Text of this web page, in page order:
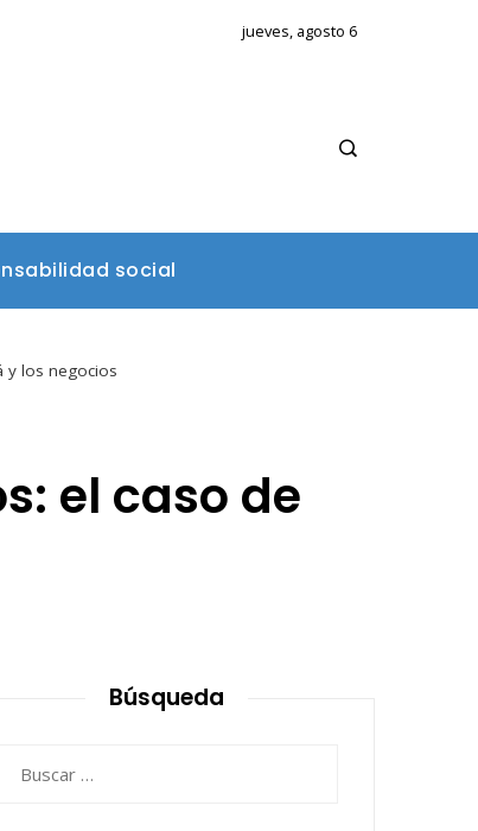
jueves, agosto 6
social
y los negocios
el caso de
Búsqueda